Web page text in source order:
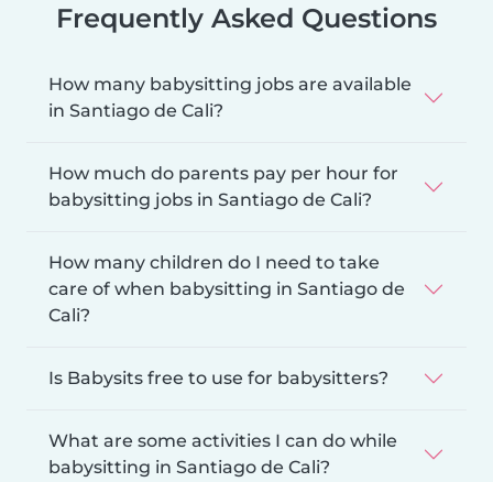
Frequently Asked Questions
How many babysitting jobs are available
in Santiago de Cali?
How much do parents pay per hour for
babysitting jobs in Santiago de Cali?
How many children do I need to take
care of when babysitting in Santiago de
Cali?
Is Babysits free to use for babysitters?
What are some activities I can do while
babysitting in Santiago de Cali?